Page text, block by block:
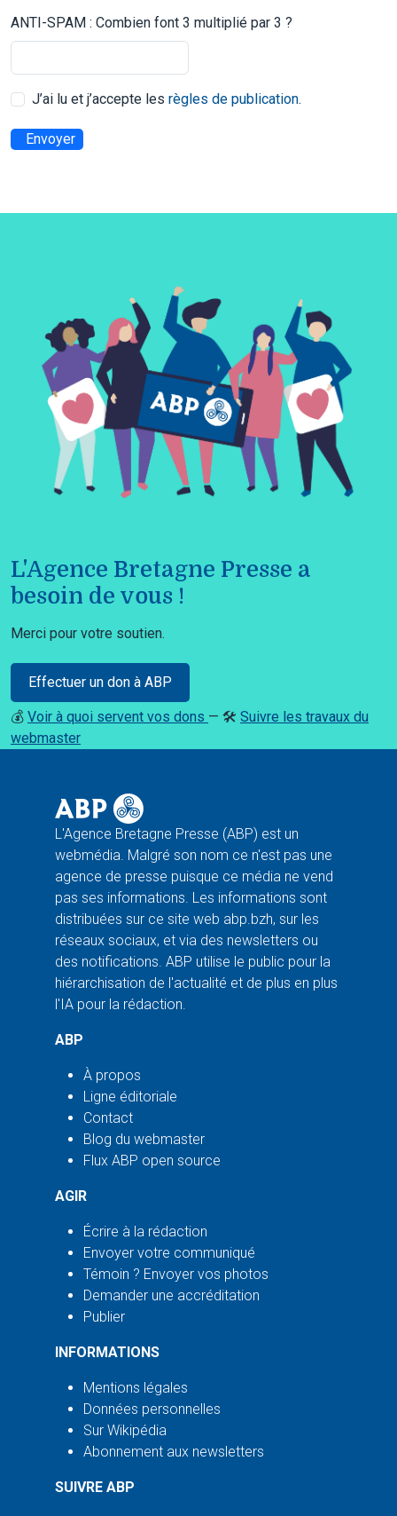
ANTI-SPAM : Combien font 3 multiplié par 3 ?
J’ai lu et j’accepte les règles de publication.
Envoyer
L'Agence Bretagne Presse a
besoin de vous !
Merci pour votre soutien.
Effectuer un don à ABP
💰 Voir à quoi servent vos dons — 🛠️ Suivre les travaux du
webmaster
L'Agence Bretagne Presse (ABP) est un
webmédia. Malgré son nom ce n'est pas une
agence de presse puisque ce média ne vend
pas ses informations. Les informations sont
distribuées sur ce site web abp.bzh, sur les
réseaux sociaux, et via des newsletters ou
des notifications. ABP utilise le public pour la
hiérarchisation de l'actualité et de plus en plus
l'IA pour la rédaction.
ABP
À propos
Ligne éditoriale
Contact
Blog du webmaster
Flux ABP open source
AGIR
Écrire à la rédaction
Envoyer votre communiqué
Témoin ? Envoyer vos photos
Demander une accréditation
Publier
INFORMATIONS
Mentions légales
Données personnelles
Sur Wikipédia
Abonnement aux newsletters
SUIVRE ABP